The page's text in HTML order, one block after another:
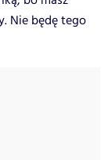
Nie będę tego